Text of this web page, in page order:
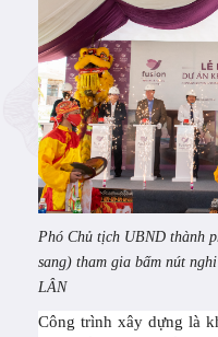
Phó Chủ tịch UBND thành
sang) tham gia bấm nút
LÂN
Công trình xây dựng là